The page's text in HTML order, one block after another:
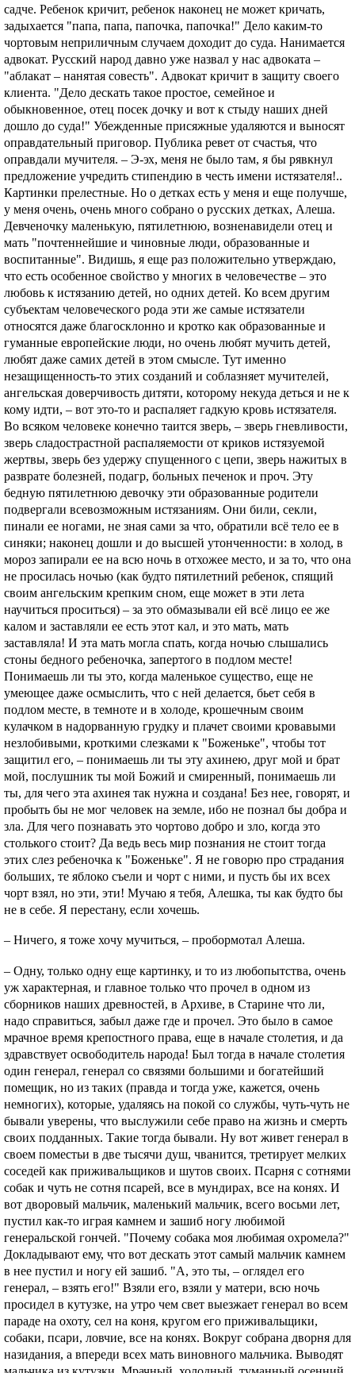
садче. Ребенок кричит, ребенок наконец не может кричать,
задыхается "папа, папа, папочка, папочка!" Дело каким-то
чортовым неприличным случаем доходит до суда. Нанимается
адвокат. Русский народ давно уже назвал у нас адвоката –
"аблакат – нанятая совесть". Адвокат кричит в защиту своего
клиента. "Дело дескать такое простое, семейное и
обыкновенное, отец посек дочку и вот к стыду наших дней
дошло до суда!" Убежденные присяжные удаляются и выносят
оправдательный приговор. Публика ревет от счастья, что
оправдали мучителя. – Э-эх, меня не было там, я бы рявкнул
предложение учредить стипендию в честь имени истязателя!..
Картинки прелестные. Но о детках есть у меня и еще получше,
у меня очень, очень много собрано о русских детках, Алеша.
Девченочку маленькую, пятилетнюю, возненавидели отец и
мать "почтеннейшие и чиновные люди, образованные и
воспитанные". Видишь, я еще раз положительно утверждаю,
что есть особенное свойство у многих в человечестве – это
любовь к истязанию детей, но одних детей. Ко всем другим
субъектам человеческого рода эти же самые истязатели
относятся даже благосклонно и кротко как образованные и
гуманные европейские люди, но очень любят мучить детей,
любят даже самих детей в этом смысле. Тут именно
незащищенность-то этих созданий и соблазняет мучителей,
ангельская доверчивость дитяти, которому некуда деться и не к
кому идти, – вот это-то и распаляет гадкую кровь истязателя.
Во всяком человеке конечно таится зверь, – зверь гневливости,
зверь сладострастной распаляемости от криков истязуемой
жертвы, зверь без удержу спущенного с цепи, зверь нажитых в
разврате болезней, подагр, больных печенок и проч. Эту
бедную пятилетнюю девочку эти образованные родители
подвергали всевозможным истязаниям. Они били, секли,
пинали ее ногами, не зная сами за чтo, обратили всё тело ее в
синяки; наконец дошли и до высшей утонченности: в холод, в
мороз запирали ее на всю ночь в отхожее место, и за то, что она
не просилась ночью (как будто пятилетний ребенок, спящий
своим ангельским крепким сном, еще может в эти лета
научиться проситься) – за это обмазывали ей всё лицо ее же
калом и заставляли ее есть этот кал, и это мать, мать
заставляла! И эта мать могла спать, когда ночью слышались
стоны бедного ребеночка, запертого в подлом месте!
Понимаешь ли ты это, когда маленькое существо, еще не
умеющее даже осмыслить, что с ней делается, бьет себя в
подлом месте, в темноте и в холоде, крошечным своим
кулачком в надорванную грудку и плачет своими кровавыми
незлобивыми, кроткими слезками к "Боженьке", чтобы тот
защитил его, – понимаешь ли ты эту ахинею, друг мой и брат
мой, послушник ты мой Божий и смиренный, понимаешь ли
ты, для чего эта ахинея так нужна и создана! Без нее, говорят, и
пробыть бы не мог человек на земле, ибо не познал бы добра и
зла. Для чего познавать это чортово добро и зло, когда это
столького стоит? Да ведь весь мир познания не стоит тогда
этих слез ребеночка к "Боженьке". Я не говорю про страдания
больших, те яблоко съели и чорт с ними, и пусть бы их всех
чорт взял, но эти, эти! Мучаю я тебя, Алешка, ты как будто бы
не в себе. Я перестану, если хочешь.
– Ничего, я тоже хочу мучиться, – пробормотал Алеша.
– Одну, только одну еще картинку, и то из любопытства, очень
уж характерная, и главное только что прочел в одном из
сборников наших древностей, в Архиве, в Старине чтo ли,
надо справиться, забыл даже где и прочел. Это было в самое
мрачное время крепостного права, еще в начале столетия, и да
здравствует освободитель народа! Был тогда в начале столетия
один генерал, генерал со связями большими и богатейший
помещик, но из таких (правда и тогда уже, кажется, очень
немногих), которые, удаляясь на покой со службы, чуть-чуть не
бывали уверены, что выслужили себе право на жизнь и смерть
своих подданных. Такие тогда бывали. Ну вот живет генерал в
своем поместьи в две тысячи душ, чванится, третирует мелких
соседей как приживальщиков и шутов своих. Псарня с сотнями
собак и чуть не сотня псарей, все в мундирах, все на конях. И
вот дворовый мальчик, маленький мальчик, всего восьми лет,
пустил как-то играя камнем и зашиб ногу любимой
генеральской гончей. "Почему собака моя любимая охромела?"
Докладывают ему, что вот дескать этот самый мальчик камнем
в нее пустил и ногу ей зашиб. "А, это ты, – оглядел его
генерал, – взять его!" Взяли его, взяли у матери, всю ночь
просидел в кутузке, на утро чем свет выезжает генерал во всем
параде на охоту, сел на коня, кругом его приживальщики,
собаки, псари, ловчие, все на конях. Вокруг собрана дворня для
назидания, а впереди всех мать виновного мальчика. Выводят